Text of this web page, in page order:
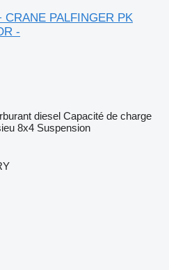
PALFINGER PK
-
diesel Capacité de charge
8x4 Suspension